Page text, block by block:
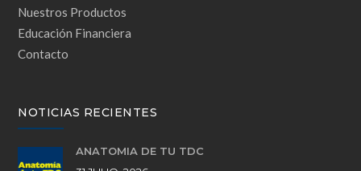
Nuestros Productos
Educación Financiera
Contacto
NOTICIAS RECIENTES
ANATOMÍA DE TU TDC